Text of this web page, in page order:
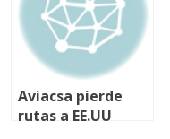
Aviacsa pierde
rutas a EE.UU